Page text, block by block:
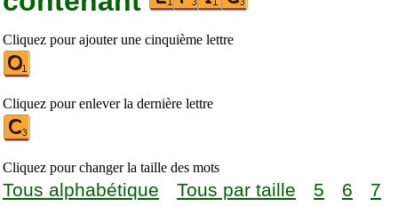
Cliquez pour ajouter une cinquième lettre
Cliquez pour enlever la dernière lettre
Cliquez pour changer la taille des mots
Tous alphabétique Tous par taille 5 6
7